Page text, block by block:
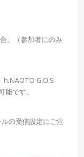
。（参加者にのみ
h.NAOTO G.O.S
です。
ルの受信設定にご注